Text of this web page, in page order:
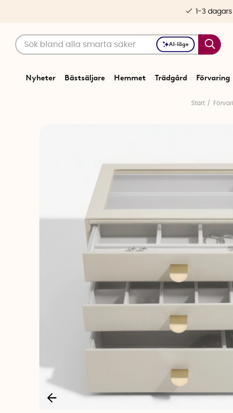
AI-läge
Nyheter Bästsäljare Hemmet Trädgård Förvaring
1-3
Start